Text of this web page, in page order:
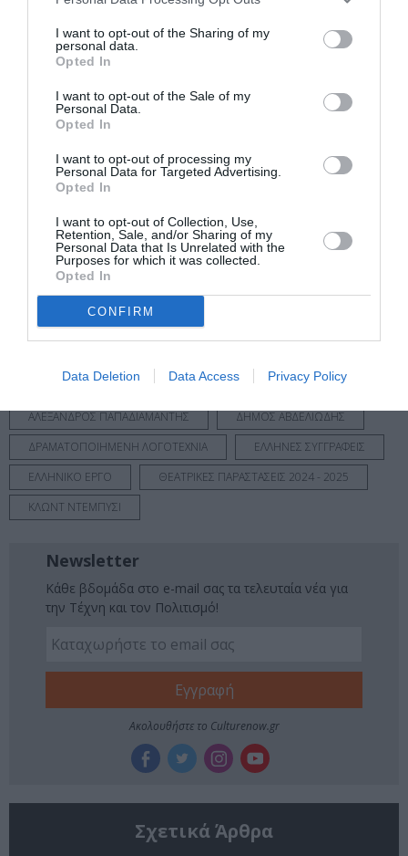
I want to opt-out of the Sharing of my
personal data.
Opted In
I want to opt-out of the Sale of my
Personal Data.
Opted In
I want to opt-out of processing my
Personal Data for Targeted Advertising.
Opted In
I want to opt-out of Collection, Use,
Retention, Sale, and/or Sharing of my
Personal Data that Is Unrelated with the
Purposes for which it was collected.
Opted In
CONFIRM
Data Deletion Data Access Privacy Policy
Α ζώνη 20€ | B ζώνη 18€ (φοιτητικό, 65+, ανέργων,
ΑμεΑ: 15€) | Γ ζώνη 15€ (φοιτητικό, 65+, ανέργων,
Πληροφορίες / Κρατήσεις:
Τηλ.: 210 3312 343
μάθετε πρώτοι όλες τις ειδήσεις
Δείτε όλα τατελευταία νέαγια την Τέχνη και τον
Πολιτισμό στο
Νέοι Διαγωνισμοί❯
Tags
ΑΛΕΞΑΝΔΡΟΣ ΠΑΠΑΔΙΑΜΑΝΤΗΣ
ΔΗΜΟΣ ΑΒΔΕΛΙΩΔΗΣ
ΔΡΑΜΑΤΟΠΟΙΗΜΕΝΗ ΛΟΓΟΤΕΧΝΙΑ
ΕΛΛΗΝΕΣ ΣΥΓΓΡΑΦΕΙΣ
ΕΛΛΗΝΙΚΟ ΕΡΓΟ
ΘΕΑΤΡΙΚΕΣ ΠΑΡΑΣΤΑΣΕΙΣ 2024 - 2025
ΚΛΩΝΤ ΝΤΕΜΠΥΣΙ
Newsletter
Κάθε βδομάδα στο e-mail σας τα τελευταία νέα για
την Τέχνη και τον Πολιτισμό!
Ακολουθήστε το Culturenow.gr
Σχετικά Άρθρα